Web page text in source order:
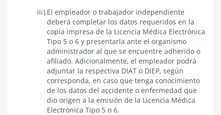
El empleador o trabajador independiente
deberá completar los datos requeridos en la
copia impresa de la Licencia Médica Electrónica
Tipo 5 o 6 y presentarla ante el organismo
administrador al que se encuentre adherido o
afiliado. Adicionalmente, el empleador podrá
adjuntar la respectiva DIAT o DIEP, según
corresponda, en caso que tenga conocimiento
de los datos del accidente o enfermedad que
dio origen a la emisión de la Licencia Médica
Electrónica Tipo 5 o 6.